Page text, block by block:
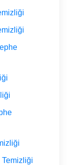
Temizliği